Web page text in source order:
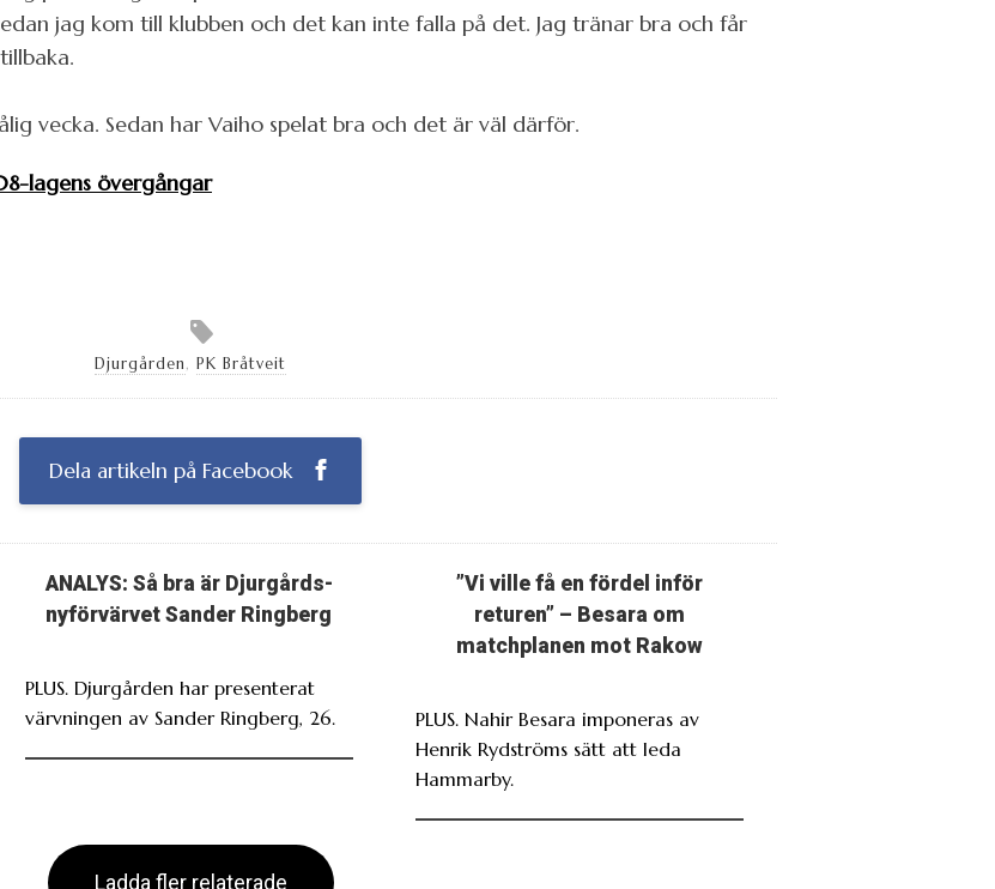
jag kom till klubben och det kan inte falla på det. Jag tränar bra och får
vecka. Sedan har Vaiho spelat bra och det är väl därför.
lagens övergångar
Djurgården, PK Bråtveit
Dela artikeln på Facebook
ANALYS: Så bra är Djurgårds-
nyförvärvet Sander Ringberg
PLUS. Djurgården har presenterat
värvningen av Sander Ringberg, 26.
”Vi ville få en fördel inför
returen” – Besara om
matchplanen mot Rakow
PLUS. Nahir Besara imponeras av
Henrik Rydströms sätt att leda
Hammarby.
Ladda fler relaterade